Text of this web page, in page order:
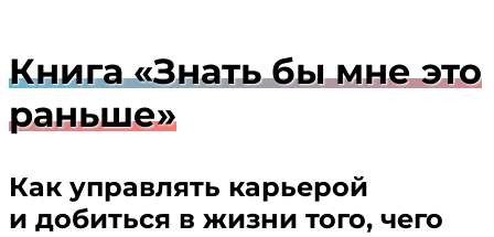
Книга «Знать бы мне это
раньше»
Как управлять карьерой
и добиться в жизни того, чего